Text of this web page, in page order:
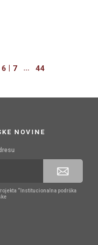
6 | 7 ...
44
NOVINE
“Institucionalna podrška